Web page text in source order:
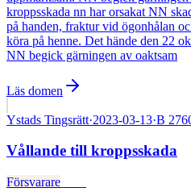
kroppsskada nn har orsakat NN
på handen, fraktur vid ögonhålan
köra på henne. Det hände den 22
NN begick gärningen av oaktsam
Läs domen
Ystads Tingsrätt·2023-03-13·B
Vållande till kroppsskada
Försvarare